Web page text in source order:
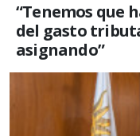
“Tenemos que
del gasto
asignando”